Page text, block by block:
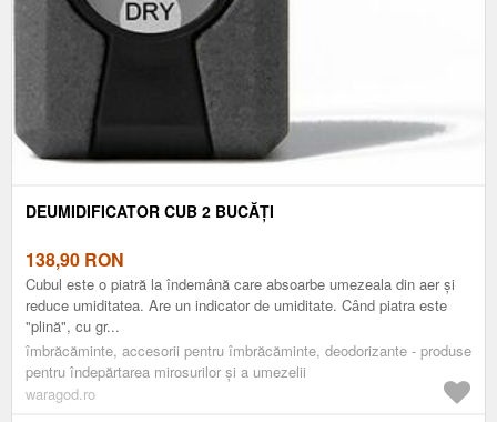
DEUMIDIFICATOR CUB 2 BUCĂȚI
138,90 RON
Cubul este o piatră la îndemână care absoarbe umezeala din aer și
reduce umiditatea. Are un indicator de umiditate. Când piatra este
"plină", cu gr...
îmbrăcăminte, accesorii pentru îmbrăcăminte, deodorizante - produse
pentru îndepărtarea mirosurilor și a umezelii
waragod.ro